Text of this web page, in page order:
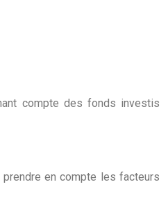
compte des fonds investis
en compte les facteurs